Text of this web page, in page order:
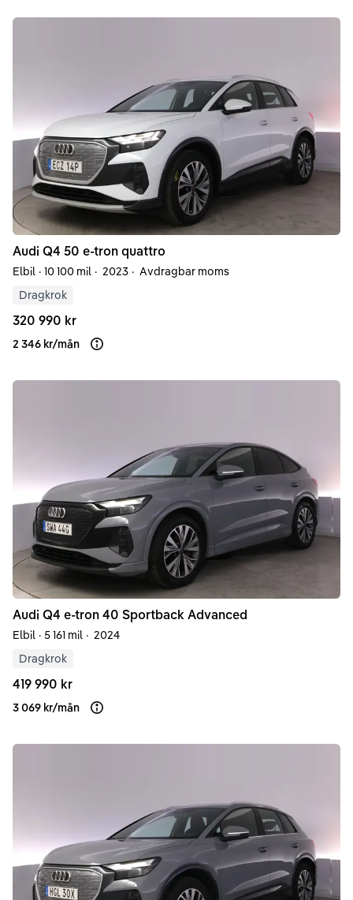
Audi Q4 50 e-tron quattro
Elbil · 10 100 mil · 2023 · Avdragbar moms
Dragkrok
320 990 kr
2 346 kr/mån Läs mer om finansiering
Audi Q4 e-tron 40 Sportback Advanced
Elbil · 5 161 mil · 2024
Dragkrok
419 990 kr
3 069 kr/mån Läs mer om finansiering